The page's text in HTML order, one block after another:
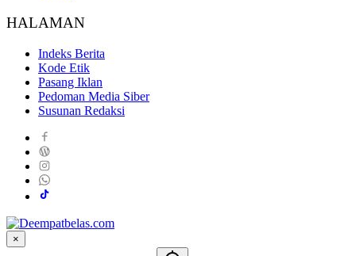
HALAMAN
Indeks Berita
Kode Etik
Pasang Iklan
Pedoman Media Siber
Susunan Redaksi
×